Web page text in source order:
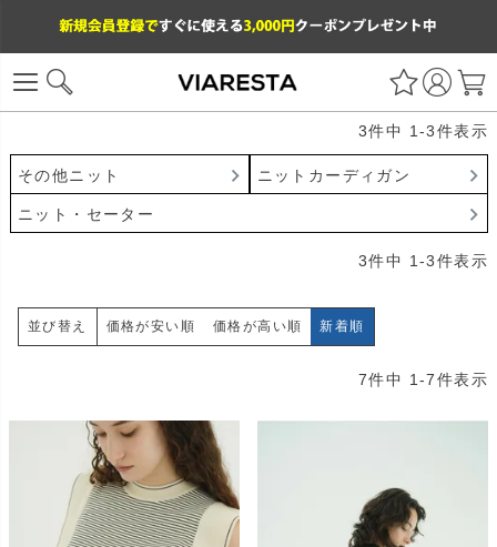
3件中 1 -3件表示
その他ニット ニットカーディガン
ニット・セーター
3件中 1 -3件表示
並び替え 価格が安い順 価格が高い順 新着順
7件中 1 -7件表示